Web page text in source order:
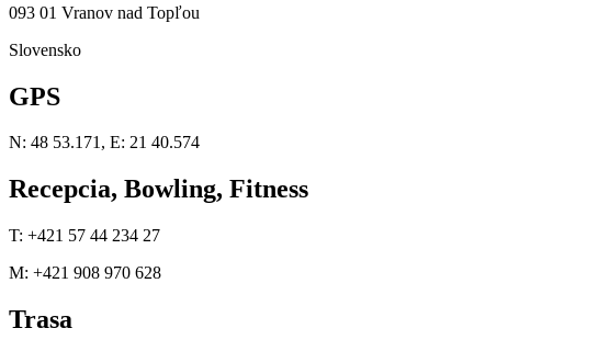
093 01 Vranov nad Topľou
Slovensko
GPS
N: 48 53.171, E: 21 40.574
Recepcia, Bowling, Fitness
T: +421 57 44 234 27
M: +421 908 970 628
Trasa